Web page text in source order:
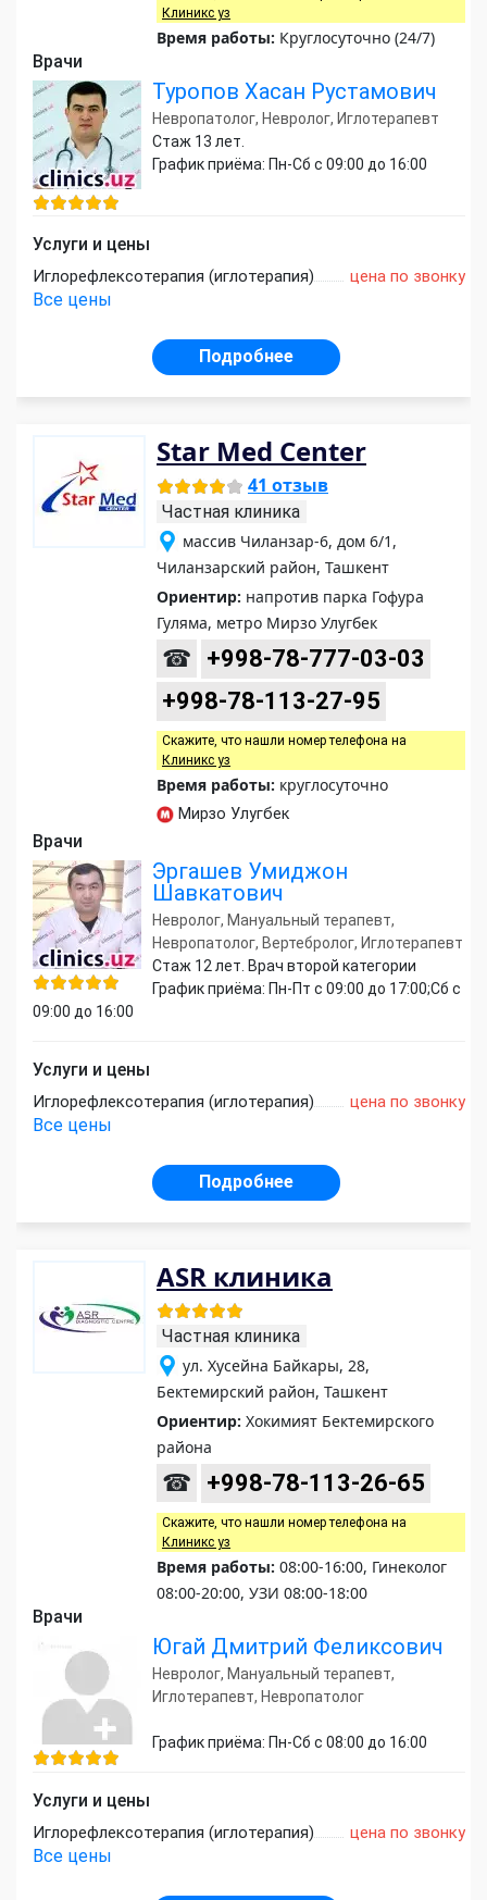
Клиникс уз
Время работы: Круглосуточно (24/7)
Врачи
Туропов Хасан Рустамович
Невропатолог, Невролог, Иглотерапевт
Стаж 13 лет.
График приёма: Пн-Сб с 09:00 до 16:00
Услуги и цены
Иглорефлексотерапия (иглотерапия) цена по звонку
Все цены
Подробнее
Star Med Center
41 отзыв
Частная клиника
массив Чиланзар-6, дом 6/1,
Чиланзарский район, Ташкент
Ориентир: напротив парка Гофура
Гуляма, метро Мирзо Улугбек
☎
+998-78-777-03-03
+998-78-113-27-95
Скажите, что нашли номер телефона на
Клиникс уз
Время работы: круглосуточно
Мирзо Улугбек
Врачи
Эргашев Умиджон
Шавкатович
Невролог, Мануальный терапевт,
Невропатолог, Вертебролог, Иглотерапевт
Стаж 12 лет. Врач второй категории
График приёма: Пн-Пт с 09:00 до 17:00;Сб с
09:00 до 16:00
Услуги и цены
Иглорефлексотерапия (иглотерапия) цена по звонку
Все цены
Подробнее
ASR клиника
Частная клиника
ул. Хусейна Байкары, 28,
Бектемирский район, Ташкент
Ориентир: Хокимият Бектемирского
района
☎ +998-78-113-26-65
Скажите, что нашли номер телефона на
Клиникс уз
Время работы: 08:00-16:00, Гинеколог
08:00-20:00, УЗИ 08:00-18:00
Врачи
Югай Дмитрий Феликсович
Невролог, Мануальный терапевт,
Иглотерапевт, Невропатолог
График приёма: Пн-Сб с 08:00 до 16:00
Услуги и цены
Иглорефлексотерапия (иглотерапия) цена по звонку
Все цены